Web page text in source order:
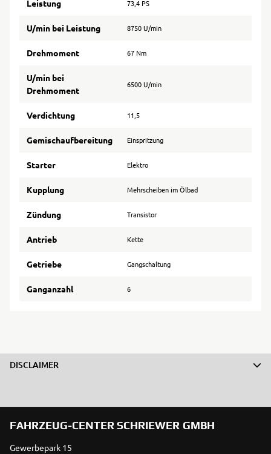
Leistung 73,4 PS
U/min bei Leistung 8750 U/min
Drehmoment 67 Nm
U/min bei
Drehmoment
6500 U/min
Verdichtung 11,5
Gemischaufbereitung Einspritzung
Starter Elektro
Kupplung Mehrscheiben im Ölbad
Zündung Transistor
Antrieb Kette
Getriebe Gangschaltung
Ganganzahl 6
DISCLAIMER
FAHRZEUG-CENTER SCHRIEWER GMBH
Gewerbepark 15